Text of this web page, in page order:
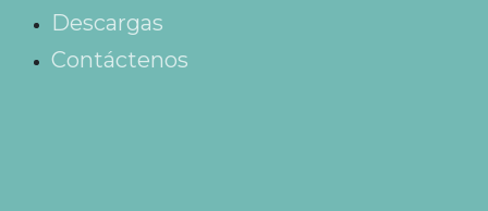
Descargas
Contáctenos